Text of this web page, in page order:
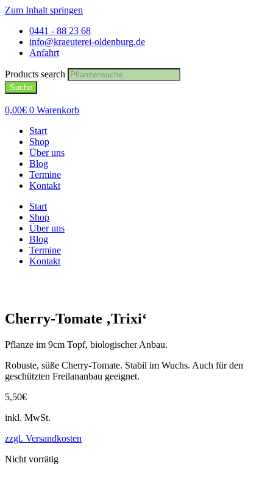
Zum Inhalt springen
0441 - 88 23 68
info@kraeuterei-oldenburg.de
Anfahrt
Products search
Suche
0,00€ 0 Warenkorb
Start
Shop
Über uns
Blog
Termine
Kontakt
Start
Shop
Über uns
Blog
Termine
Kontakt
Cherry-Tomate ‚Trixi‘
Pflanze im 9cm Topf, biologischer Anbau.
Robuste, süße Cherry-Tomate. Stabil im Wuchs. Auch für den
geschützten Freilananbau geeignet.
5,50€
inkl. MwSt.
zzgl. Versandkosten
Nicht vorrätig